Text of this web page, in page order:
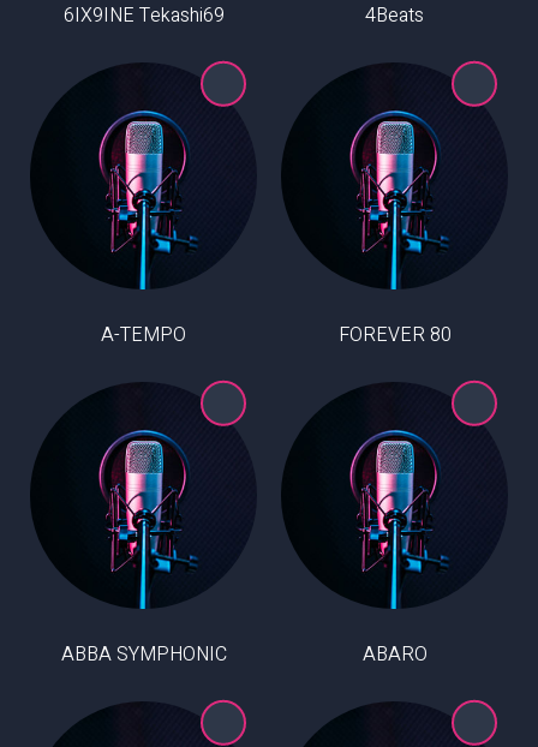
4Beats
6IX9INE Tekashi69
80 FOREVER
A-TEMPO
ABARO
ABBA SYMPHONIC